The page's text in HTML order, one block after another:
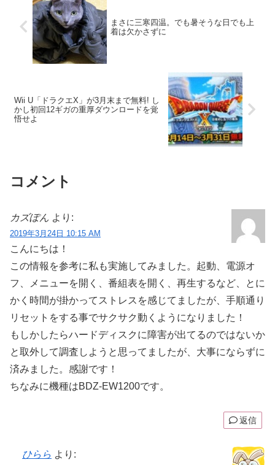
まさに三寒四温。でも暑そうな日でも上
着は欠かさずに
Wii U「ドラクエX」が3月末まで無料! し
かし初回12ギガの重厚ダウンロードを覚
悟せよ
コメント
カズぽん より:
2019年3月24日 10:15 AM
こんにちは！
この情報を参考に私も実施してみました。起動、電源オ
フ、メニューを開く、番組表を開く、再生するなど、とに
かく時間が掛かってストレスを感じてましたが、手順通り
リセットをする事でサクサク動くようになりました！
もしかしたらハードディスクに障害が出てるのではないか
と取外して調査しようと思ってましたが、大事にならずに
済みました。感謝です！
ちなみに機種はBDZ-EW1200です。
返信
ひらら より: